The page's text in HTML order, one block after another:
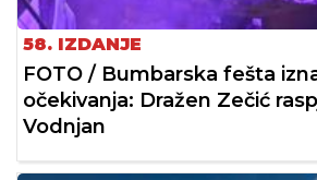
58. IZDANJE
FOTO / Bumbarska fešta
očekivanja: Dražen Zečić
Vodnjan